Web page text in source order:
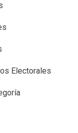
Electorales